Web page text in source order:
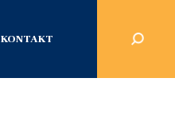
KONTAKT